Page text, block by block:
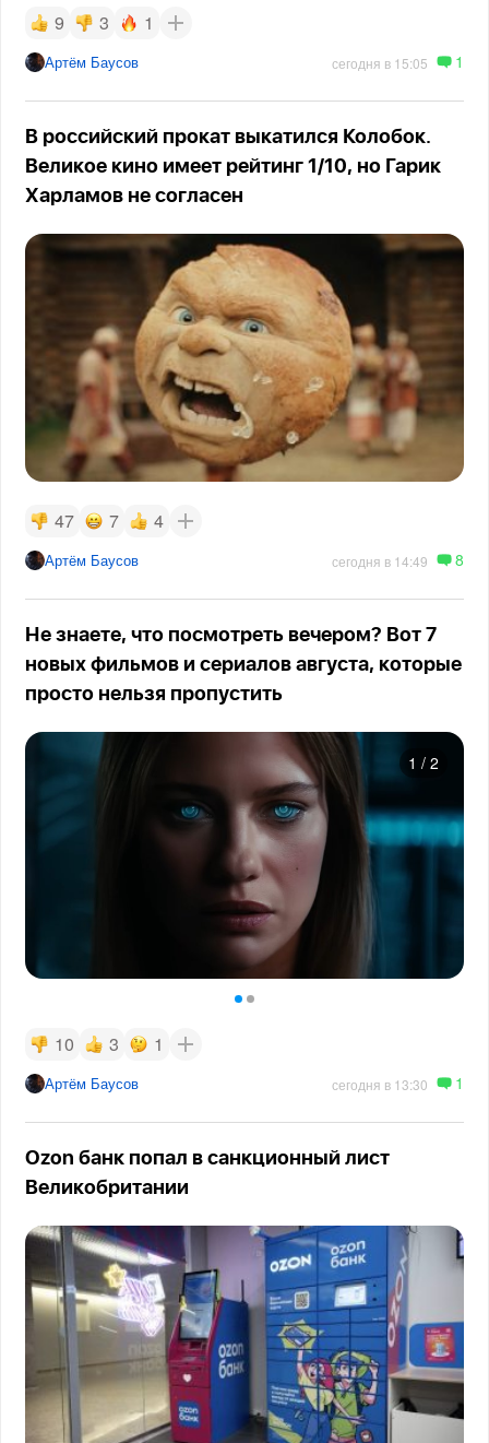
9 3 1
Артём Баусов сегодня в 15:05 1
В российский прокат выкатился Колобок.
Великое кино имеет рейтинг 1/10, но Гарик
Харламов не согласен
47 7 4
Артём Баусов сегодня в 14:49 8
Не знаете, что посмотреть вечером? Вот 7
новых фильмов и сериалов августа, которые
просто нельзя пропустить
1 / 2
10 3 1
Артём Баусов сегодня в 13:30 1
Ozon банк попал в санкционный лист
Великобритании